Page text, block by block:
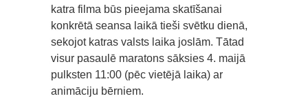
katra filma būs pieejama skatīšanai
konkrētā seansa laikā tieši svētku dienā,
sekojot katras valsts laika joslām. Tātad
visur pasaulē maratons sāksies 4. maijā
pulksten 11:00 (pēc vietējā laika) ar
animāciju bērniem.